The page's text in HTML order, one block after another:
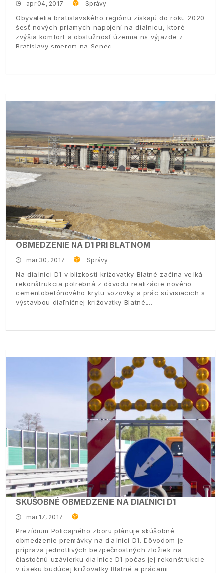
apr 04, 2017 Správy
Obyvatelia bratislavského regiónu získajú do roku 2020
šesť nových priamych napojení na diaľnicu, ktoré
zvýšia komfort a obslužnosť územia na výjazde z
Bratislavy smerom na Senec.
OBMEDZENIE NA D1 PRI BLATNOM
mar 30, 2017 Správy
Na diaľnici D1 v blízkosti križovatky Blatné začína veľká
rekonštrukcia potrebná z dôvodu realizácie nového
cementobetónového krytu vozovky a prác súvisiacich s
výstavbou diaľničnej križovatky Blatné.
SKÚŠOBNÉ OBMEDZENIE NA DIAĽNICI D1
mar 17, 2017
Prezídium Policajného zboru plánuje skúšobné
obmedzenie premávky na diaľnici D1. Dôvodom je
príprava jednotlivých bezpečnostných zložiek na
čiastočnú uzávierku diaľnice D1 počas jej rekonštrukcie
v úseku budúcej križovatky Blatné a prácami